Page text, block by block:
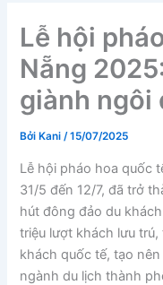
Lễ hội
Nẵng
giành ngôi
Bởi Kani/15/07/2025
Lễ hội pháo hoa quốc
31/5 đến 12/7, đã trở
hút đông đảo du
triệu lượt khách lưu
khách quốc tế, tạo
ngành du lịch thành